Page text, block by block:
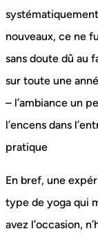
nouveaux, ce ne
sans doute dû au
sur toute une
– l’ambiance un
l’encens dans
pratique
En bref, une
type de yoga qui
avez l’occasion,